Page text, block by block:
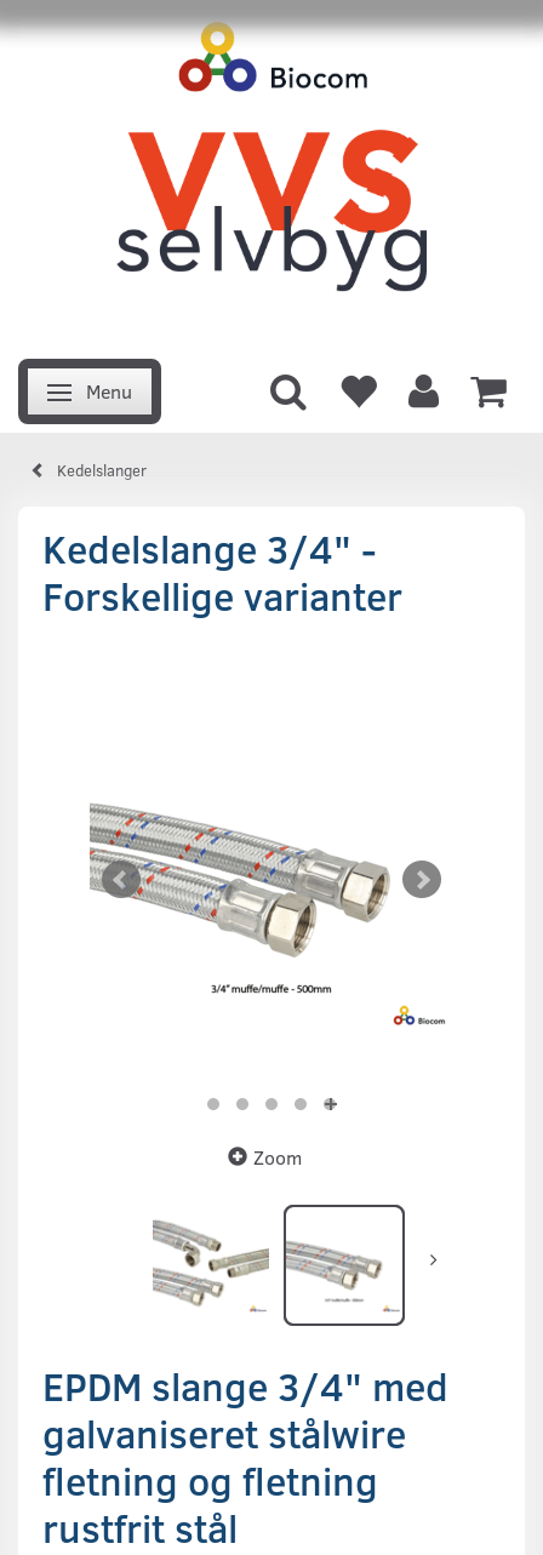
Skifte navigation
Menu
Kedelslanger
Kedelslange 3/4" -
Forskellige varianter
Zoom
EPDM slange 3/4" med
galvaniseret stålwire
fletning og fletning
rustfrit stål